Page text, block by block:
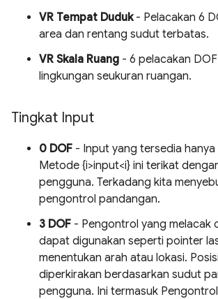
VR Tempat Duduk- Pelacakan 6
area dan rentang sudut terbatas.
VR Skala Ruang - 6 pelacakan
lingkungan seukuran ruangan.
Tingkat Input
0 DOF - Input yang tersedia hanya
Metode {i>input<i} ini terikat
pengguna. Terkadang kita
pengontrol pandangan.
3 DOF - Pengontrol yang melacak
dapat digunakan seperti pointer
menentukan arah atau lokasi.
diperkirakan berdasarkan sudut
pengguna. Ini termasuk